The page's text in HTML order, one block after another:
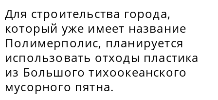
Для строительства города,
который уже имеет название
Полимерполис, планируется
использовать отходы пластика
из Большого тихоокеанского
мусорного пятна.